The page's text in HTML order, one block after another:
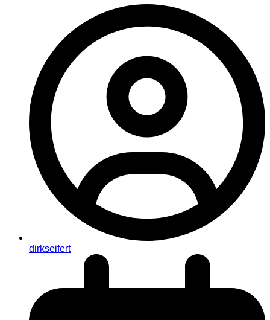
dirkseifert